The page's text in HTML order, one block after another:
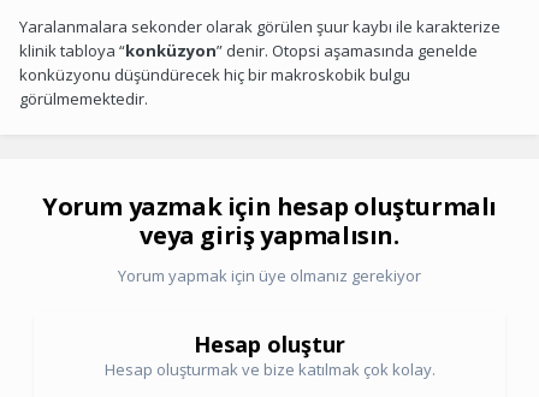
Yaralanmalara sekonder olarak görülen şuur kaybı ile karakterize
klinik tabloya “konküzyon” denir. Otopsi aşamasında genelde
konküzyonu düşündürecek hiç bir makroskobik bulgu
görülmemektedir.
Yorum yazmak için hesap oluşturmalı
veya giriş yapmalısın.
Yorum yapmak için üye olmanız gerekiyor
Hesap oluştur
Hesap oluşturmak ve bize katılmak çok kolay.